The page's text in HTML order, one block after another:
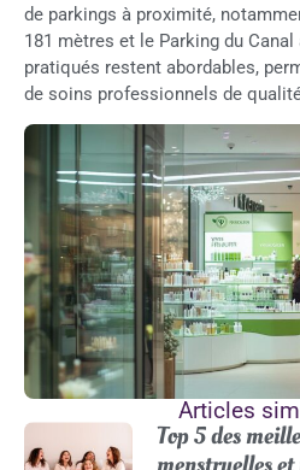
de parkings à proximité,
181 mètres et le Parking du
pratiqués restent abordables,
de soins professionnels de
Articles
Top 5 des